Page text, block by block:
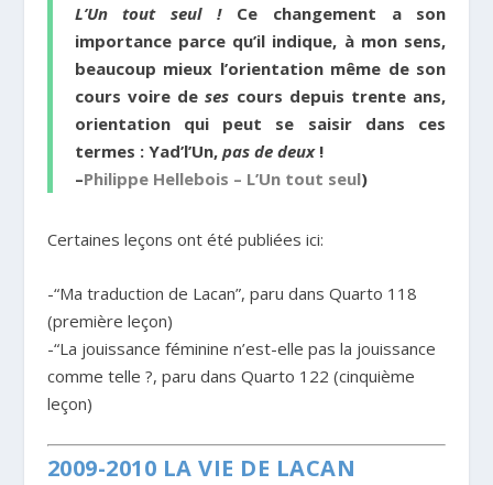
L’Un tout seul ! Ce changement a son
importance parce qu’il indique, à mon sens,
beaucoup mieux l’orientation même de son
cours voire deses cours depuis trente ans,
orientation qui peut se saisir dans ces
termes : Yad’l’Un, pas de deux!
–Philippe Hellebois – L’Un tout seul)
Certaines leçons ont été publiées ici:
-“Ma traduction de Lacan”, paru dans Quarto 118
(première leçon)
-“La jouissance féminine n’est-elle pas la jouissance
comme telle ?, paru dans Quarto 122 (cinquième
leçon)
2009-2010 LA VIE DE LACAN